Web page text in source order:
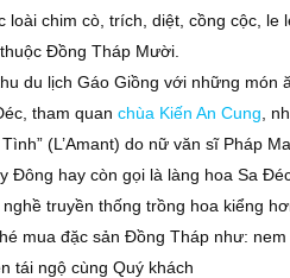
chim cò, trích, diệt, cồng cộc,
Đồng Tháp Mười.
du lịch Gáo Giồng với những món
tham quan chùa Kiến An Cung ,
(L’Amant) do nữ văn sĩ Pháp
Đông hay còn gọi là làng hoa Sa
truyền thống trồng hoa kiểng
mua đặc sản Đồng Tháp như:
tái ngộ cùng Quý khách